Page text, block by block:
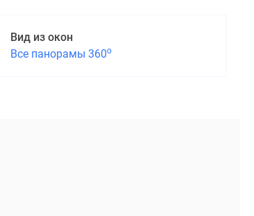
Вид из окон
Все панорамы 360о